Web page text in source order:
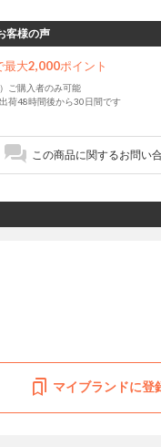
客様の声
最大2,000ポイント
ご購入者のみ可能
荷48時間後から30日間です
この商品に関するお問い
マイブランドに登